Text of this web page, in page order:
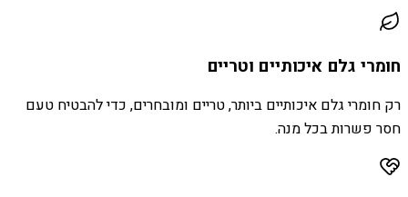
חומרי גלם איכותיים וטריים
רק חומרי גלם איכותיים ביותר, טריים ומובחרים, כדי להבטיח טעם
חסר פשרות בכל מנה.